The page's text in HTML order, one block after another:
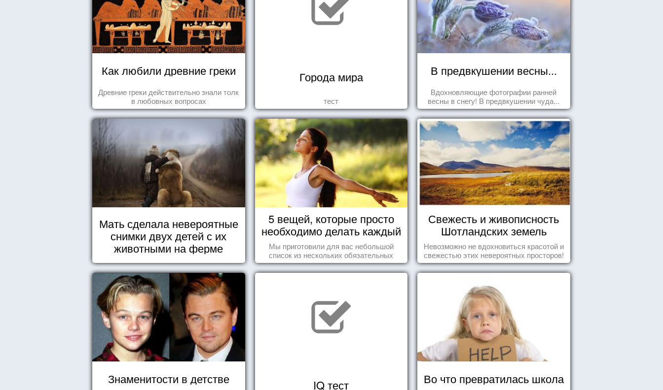
Как любили древние греки
Древние греки действительно знали толк
в любовных вопросах
Города мира
тест
В предвкушении весны...
Вдохновляющие фотографии ранней
весны в снегу! В предвкушении чуда...
Мать сделала невероятные
снимки двух детей с их
животными на ферме
5 вещей, которые просто
необходимо делать каждый
день
Мы приготовили для вас небольшой
список из нескольких обязательных
вещей, которые должны стать частью
вашего дня.
Свежесть и живописность
Шотландских земель
Невозможно не вдохновиться красотой и
свежестью этих невероятных просторов!
Знаменитости в детстве IQ тест Во что превратилась школа